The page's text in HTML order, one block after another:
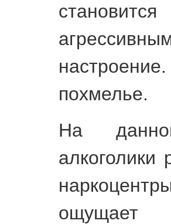
похмелье.
На
ощущает